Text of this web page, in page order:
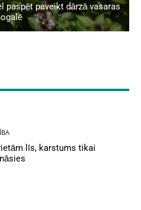
paspēt paveikt dārzā vasaras
līs, karstums tikai